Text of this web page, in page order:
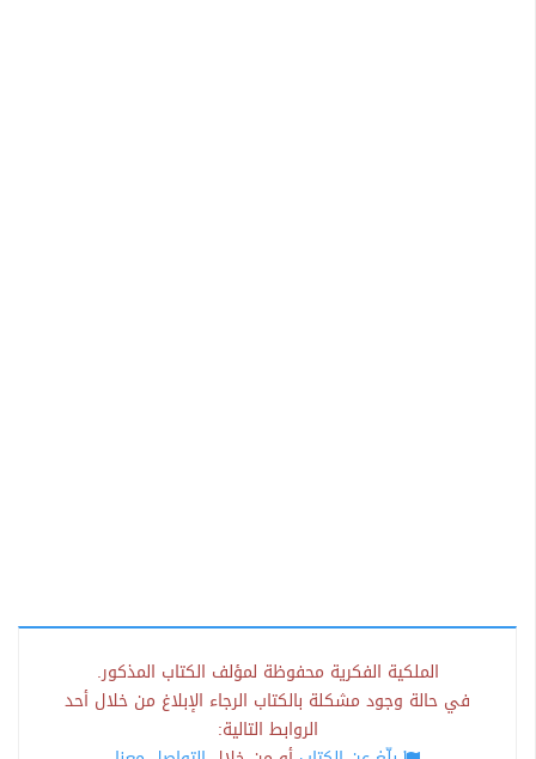
الملكية الفكرية محفوظة لمؤلف الكتاب المذكور.
في حالة وجود مشكلة بالكتاب الرجاء الإبلاغ من خلال أحد
الروابط التالية: